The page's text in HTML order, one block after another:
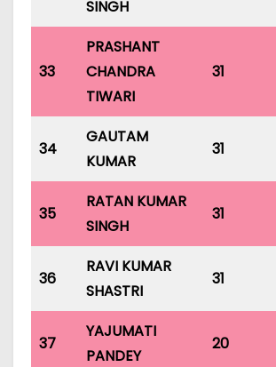
SINGH
33
PRASHANT
CHANDRA
TIWARI
31
34
GAUTAM
KUMAR
31
35
RATAN KUMAR
SINGH
31
36
RAVI KUMAR
SHASTRI
31
37
YAJUMATI
PANDEY
20